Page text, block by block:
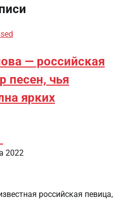
— российская
песен, чья
ярких
2022
российская певица,